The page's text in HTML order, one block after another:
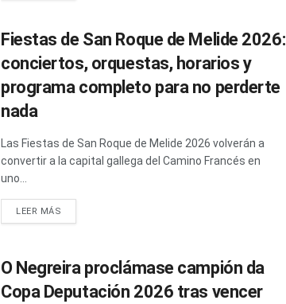
Fiestas de San Roque de Melide 2026:
conciertos, orquestas, horarios y
programa completo para no perderte
nada
Las Fiestas de San Roque de Melide 2026 volverán a
convertir a la capital gallega del Camino Francés en
uno...
LEER MÁS
O Negreira proclámase campión da
Copa Deputación 2026 tras vencer